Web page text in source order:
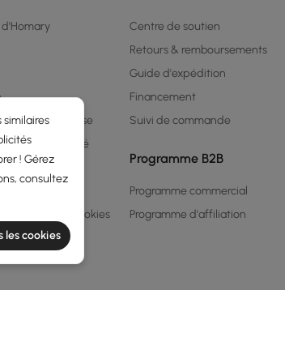
de récompense
confidentialité
en matière de cookies
Centre de soutien
Retours & remboursements
Guide d'expédition
Financement
Suivi de commande
Programme B2B
Programme commercial
Programme d'affiliation
! Gérez
consultez
les cookies